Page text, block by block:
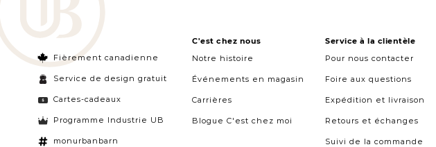
Fièrement canadienne
Service de design gratuit
Cartes-cadeaux
Programme Industrie UB
monurbanbarn
C'est chez nous
Notre histoire
Événements en magasin
Carrières
Blogue C'est chez moi
Service à la clientèle
Pour nous contacter
Foire aux questions
Expédition et livraison
Retours et échanges
Suivi de la commande